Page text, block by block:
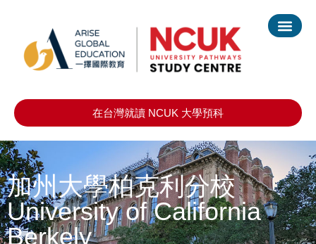
在台灣就讀 NCUK 大學預科
加州大學柏克利分校
University of California
Berkely